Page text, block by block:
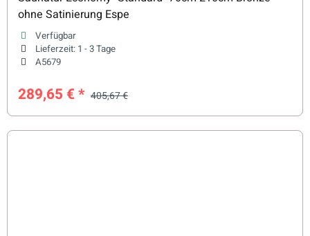
ohne Satinierung Espe
Verfügbar
Lieferzeit: 1 - 3 Tage
A5679
289,65 €* 405,67 €